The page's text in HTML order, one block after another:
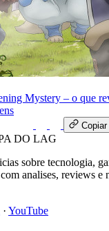
Mystery – o que
DO LAG
sobre tecnologia,
analises, reviews e
· YouTube